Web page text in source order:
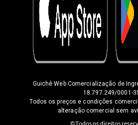
Guichê Web Comercialização de
18.797.249/0001-
Todos os preços e condições
alteração comercial sem
©Todos os direitos